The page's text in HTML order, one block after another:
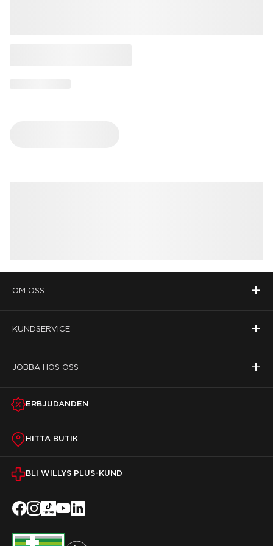
OM OSS +
KUNDSERVICE +
JOBBA HOS OSS +
ERBJUDANDEN
HITTA BUTIK
BLI WILLYS PLUS-KUND